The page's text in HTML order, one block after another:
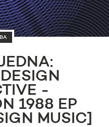
-
1988 EP
MUSIC]